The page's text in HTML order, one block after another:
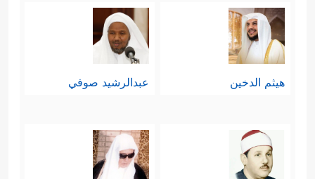
هيثم الدخين عبدالرشيد صوفي